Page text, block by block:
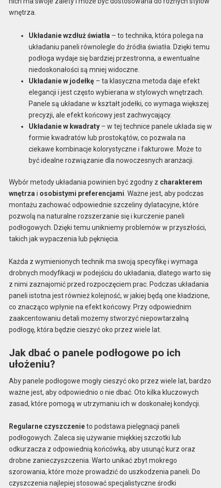
wnętrza.
Układanie wzdłuż światła – to technika, która polega na
układaniu paneli równolegle do źródła światła. Dzięki temu
podłoga wydaje się bardziej przestronna, a ewentualne
niedoskonałości są mniej widoczne.
Układanie w jodełkę– ta klasyczna metoda daje efekt
elegancji i jest często wybierana w stylowych wnętrzach.
Panele są układane w kształt jodełki, co wymaga większej
precyzji, ale efekt końcowy jest zachwycający.
Układanie w kwadraty– w tej technice panele układa się w
formie kwadratów lub prostokątów, co pozwala na
ciekawe kombinacje kolorystyczne i fakturowe. Może to
być idealne rozwiązanie dla nowoczesnych aranżacji.
Wybór metody układania powinien być zgodny z charakterem
wnętrza i osobistymi preferencjami . Ważne jest, aby podczas
montażu zachować odpowiednie szczeliny dylatacyjne, które
pozwolą na naturalne rozszerzanie się i kurczenie paneli
podłogowych. Dzięki temu unikniemy problemów w przyszłości,
takich jak wypaczenia lub pęknięcia.
Każda z wymienionych technik ma swoją specyfikę i wymaga
drobnych modyfikacji w podejściu do układania, dlatego warto się
z nimi zaznajomić przed rozpoczęciem prac. Podczas układania
paneli istotna jest również kolejność, w jakiej będą one kładzione,
co znacząco wpłynie na efekt końcowy. Przy odpowiednim
zaakcentowaniu detali możemy stworzyć niepowtarzalną
podłogę, która będzie cieszyć oko przez wiele lat.
Jak dbać o panele podłogowe po ich
ułożeniu?
Aby panele podłogowe mogły cieszyć oko przez wiele lat, bardzo
ważne jest, aby odpowiednio o nie dbać. Oto kilka kluczowych
zasad, które pomogą w utrzymaniu ich w doskonałej kondycji.
Regularne czyszczenieto podstawa pielęgnacji paneli
podłogowych. Zaleca się używanie miękkiej szczotki lub
odkurzacza z odpowiednią końcówką, aby usunąć kurz oraz
drobne zanieczyszczenia. Warto unikać zbyt mokrego
szorowania, które może prowadzić do uszkodzenia paneli. Do
czyszczenia najlepiej stosować specjalistyczne środki